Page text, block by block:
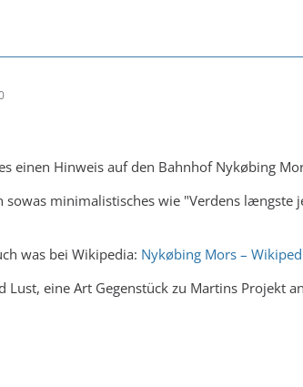
einen Hinweis auf den Bahnhof Nykøbing
sowas minimalistisches wie "Verdens
was bei Wikipedia: Nykøbing Mors –
Lust, eine Art Gegenstück zu Martins Projekt